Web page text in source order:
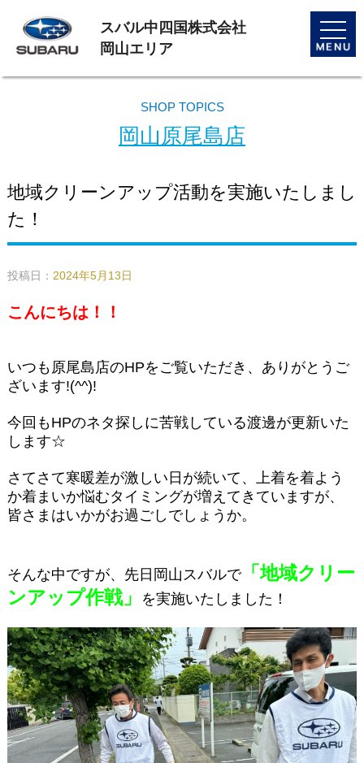
toggle
スバル中四国株式会社
岡山エリア
SHOP TOPICS
岡山原尾島店
地域クリーンアップ活動を実施いたしまし
た！
投稿日： 2024年5月13日
こんにちは！！
いつも原尾島店のHPをご覧いただき、ありがとうご
ざいます!(^^)!
今回もHPのネタ探しに苦戦している渡邊が更新いた
します☆
さてさて寒暖差が激しい日が続いて、上着を着よう
か着まいか悩むタイミングが増えてきていますが、
皆さまはいかがお過ごしでしょうか。
そんな中ですが、先日岡山スバルで「地域クリー
ンアップ作戦」
を実施いたしました！